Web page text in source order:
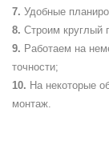
Удобные
Строим круглый
Работаем на
точности;
На некоторые
монтаж.